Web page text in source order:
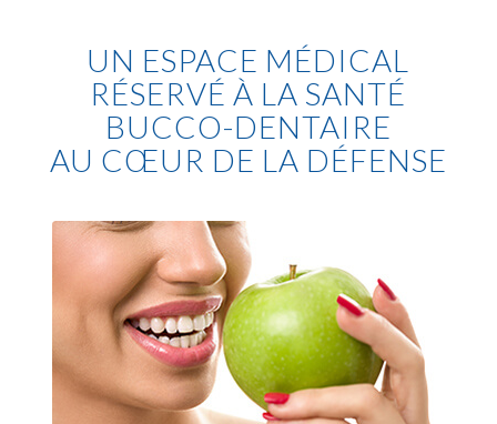
UN ESPACE MÉDICAL
RÉSERVÉ À LA SANTÉ
BUCCO-DENTAIRE
AU CŒUR DE LA DÉFENSE
Implantologie dentaire La Défense